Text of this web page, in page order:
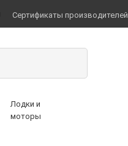
Сертификаты производителей
Лодки и
моторы